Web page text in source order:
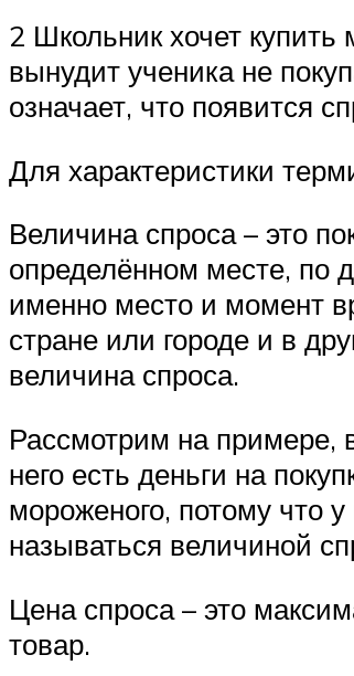
2 Школьник хочет купить
вынудит ученика не
означает, что появится
Для характеристики
Величина спроса – это
определённом месте, по
именно место и момент
стране или городе и в
величина спроса.
Рассмотрим на примере,
него есть деньги на
мороженого, потому что у
называться величиной
Цена спроса – это
товар.